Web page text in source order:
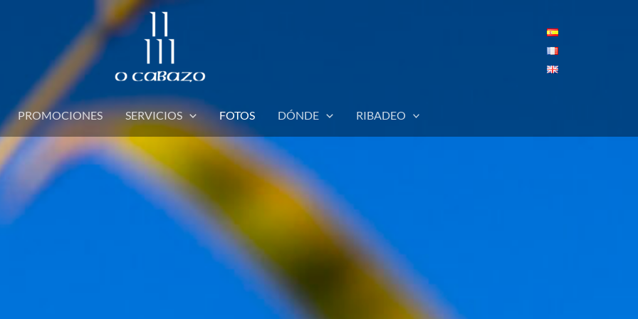
PROMOCIONES SERVICIOS FOTOS DÓNDE RIBADEO